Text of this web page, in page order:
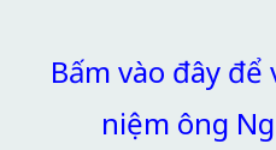
Bấm vào đây
niệm ông